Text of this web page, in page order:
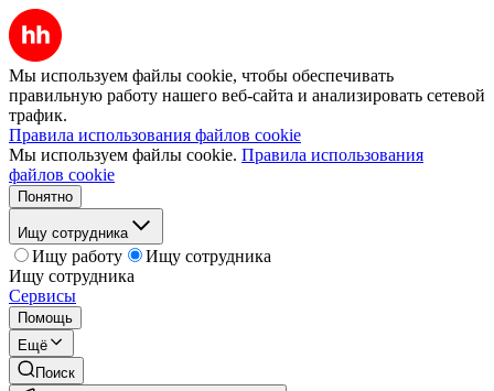
Мы используем файлы cookie, чтобы обеспечивать
правильную работу нашего веб-сайта и анализировать сетевой
трафик.
Правила использования файлов cookie
Мы используем файлы cookie. Правила использования
файлов cookie
Понятно
Ищу сотрудника
Ищу работу
Ищу сотрудника
Ищу сотрудника
Сервисы
Помощь
Ещё
Поиск